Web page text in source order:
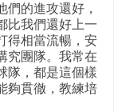
們的進攻還好，
比我們還好上一
得相當流暢，安
究團隊。我常在
隊，都是這個樣
夠貫徹，教練培